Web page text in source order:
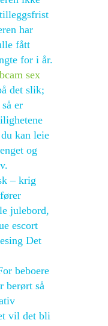
har
fått
for i år.
sex
det slik;
er
kan leie
og
– krig
julebord,
escort
Det
beboere
berørt så
vil det bli